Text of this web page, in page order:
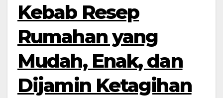
Kebab Resep
Rumahan yang
Mudah, Enak, dan
Dijamin Ketagihan